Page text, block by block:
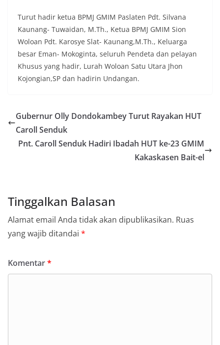
Turut hadir ketua BPMJ GMIM Paslaten Pdt. Silvana
Kaunang- Tuwaidan, M.Th., Ketua BPMJ GMIM Sion
Woloan Pdt. Karosye Slat- Kaunang,M.Th., Keluarga
besar Eman- Mokoginta, seluruh Pendeta dan pelayan
Khusus yang hadir, Lurah Woloan Satu Utara Jhon
Kojongian,SP dan hadirin Undangan.
Gubernur Olly Dondokambey Turut Rayakan HUT
Caroll Senduk
Pnt. Caroll Senduk Hadiri Ibadah HUT ke-23 GMIM
Kakaskasen Bait-el
Tinggalkan Balasan
Alamat email Anda tidak akan dipublikasikan. Ruas
yang wajib ditandai *
Komentar*